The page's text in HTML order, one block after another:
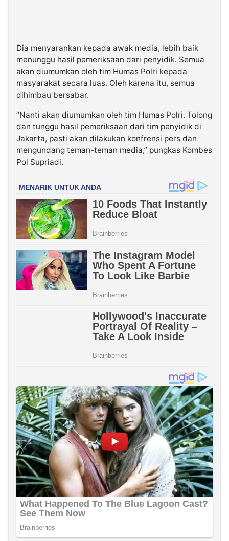
Dia menyarankan kepada awak media, lebih baik
menunggu hasil pemeriksaan dari penyidik. Semua
akan diumumkan oleh tim Humas Polri kepada
masyarakat secara luas. Oleh karena itu, semua
dihimbau bersabar.
“Nanti akan diumumkan oleh tim Humas Polri. Tolong
dan tunggu hasil pemeriksaan dari tim penyidik di
Jakarta, pasti akan dilakukan konfrensi pers dan
mengundang teman-teman media,” pungkas Kombes
Pol Supriadi.